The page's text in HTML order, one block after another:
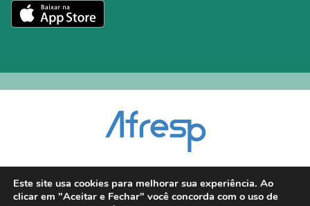
dpo@afresp.org.br
Diretor Técnico: Antonio Carlos Aparecido. CRM: 54.464
Este site usa cookies para melhorar sua experiência. Ao
clicar em "Aceitar e Fechar" você concorda com o uso de